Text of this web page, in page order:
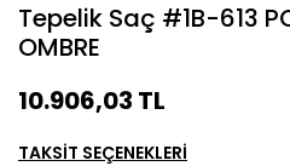
Tepelik Saç #1B-613
OMBRE
10.906,03 TL
TAKSİT SEÇENEKLERİ